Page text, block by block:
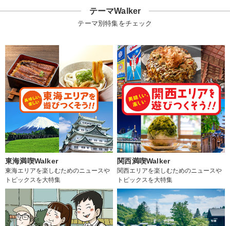
テーマWalker
テーマ別特集をチェック
東海満喫Walker
東海エリアを楽しむためのニュースや
トピックスを大特集
関西満喫Walker
関西エリアを楽しむためのニュースや
トピックスを大特集